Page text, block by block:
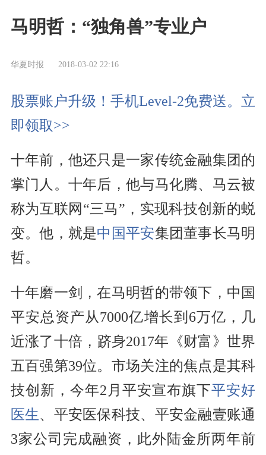
马明哲：“独角兽”专业户
华夏时报 2018-03-02 22:16
股票账户升级！手机Level-2免费送。立
即领取>>
十年前，他还只是一家传统金融集团的
掌门人。十年后，他与马化腾、马云被
称为互联网“三马”，实现科技创新的蜕
变。他，就是中国平安集团董事长马明
哲。
十年磨一剑，在马明哲的带领下， 中国
平安总资产从7000亿增长到6万亿，几
近涨了十倍，跻身2017年《财富》世界
五百强第39位。市场关注的焦点是其科
技创新，今年2月平安宣布旗下平安好
医生、平安医保科技、平安金融壹账通
3家公司完成融资，此外陆金所两年前